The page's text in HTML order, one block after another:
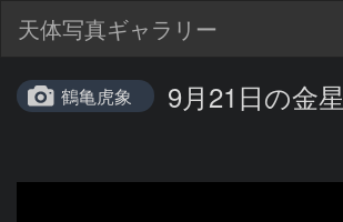
天体写真ギャラリー
鶴亀虎象 9月21日の金星